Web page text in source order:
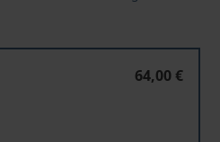
64,00 €